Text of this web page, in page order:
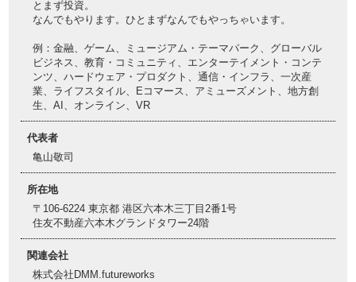
とまず投資。
なんでもやります。ひとまずなんでもやっちゃいます。
例：金融、ゲーム、ミュージアム・テーマパーク、グローバル
ビジネス、教育・コミュニティ、エンターテイメント・コンテ
ンツ、ハードウェア・プロダクト、通信・インフラ、一次産
業、ライフスタイル、Eコマース、アミューズメント、地方創
生、AI、オンライン、VR
代表者
亀山敬司
所在地
〒106-6224 東京都 港区六本木三丁目2番1号
住友不動産六本木グランドタワー24階
関連会社
株式会社DMM.futureworks